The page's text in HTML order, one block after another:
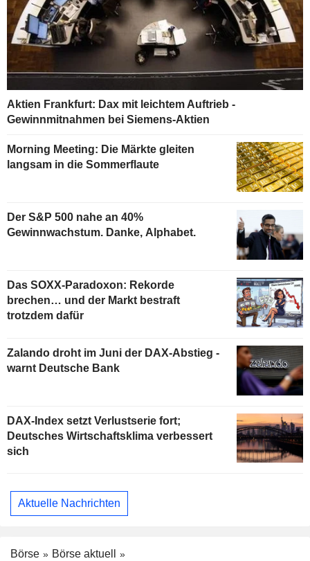
Aktien Frankfurt: Dax mit leichtem Auftrieb -
Gewinnmitnahmen bei Siemens-Aktien
Morning Meeting: Die Märkte gleiten
langsam in die Sommerflaute
Der S&P 500 nahe an 40%
Gewinnwachstum. Danke, Alphabet.
Das SOXX-Paradoxon: Rekorde
brechen… und der Markt bestraft
trotzdem dafür
Zalando droht im Juni der DAX-Abstieg -
warnt Deutsche Bank
DAX-Index setzt Verlustserie fort;
Deutsches Wirtschaftsklima verbessert
sich
Aktuelle Nachrichten
Börse
Börse aktuell